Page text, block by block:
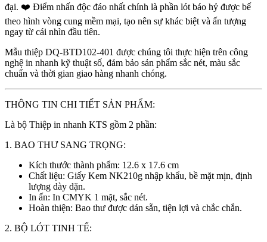
đại. ❤️ Điểm nhấn độc đáo nhất chính là phần lót báo hỷ được bế
theo hình vòng cung mềm mại, tạo nên sự khác biệt và ấn tượng
ngay từ cái nhìn đầu tiên.
Mẫu thiệp DQ-BTD102-401 được chúng tôi thực hiện trên công
nghệ in nhanh kỹ thuật số, đảm bảo sản phẩm sắc nét, màu sắc
chuẩn và thời gian giao hàng nhanh chóng.
THÔNG TIN CHI TIẾT SẢN PHẨM:
Là bộ Thiệp in nhanh KTS gồm 2 phần:
1. BAO THƯ SANG TRỌNG:
Kích thước thành phẩm: 12.6 x 17.6 cm
Chất liệu: Giấy Kem NK210g nhập khẩu, bề mặt mịn, định
lượng dày dặn.
In ấn: In CMYK 1 mặt, sắc nét.
Hoàn thiện: Bao thư được dán sẵn, tiện lợi và chắc chắn.
2. BỘ LÓT TINH TẾ: